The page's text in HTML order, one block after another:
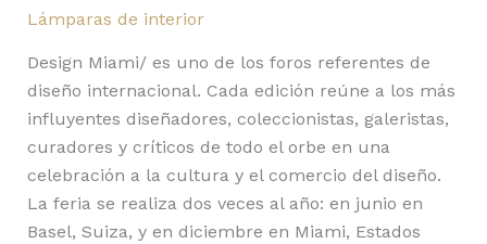
Lámparas de interior
Design Miami/ es uno de los foros referentes de
diseño internacional. Cada edición reúne a los más
influyentes diseñadores, coleccionistas, galeristas,
curadores y críticos de todo el orbe en una
celebración a la cultura y el comercio del diseño.
La feria se realiza dos veces al año: en junio en
Basel, Suiza, y en diciembre en Miami, Estados